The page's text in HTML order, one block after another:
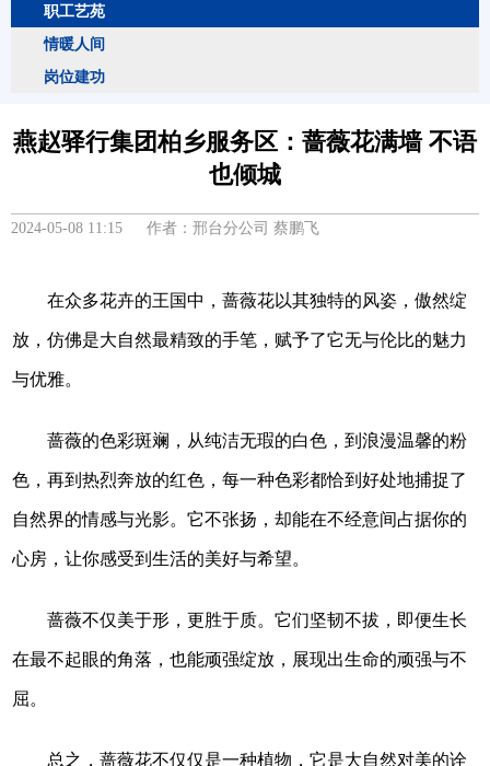
职工艺苑
情暖人间
岗位建功
燕赵驿行集团柏乡服务区：蔷薇花满墙 不语
也倾城
2024-05-08 11:15 作者：邢台分公司 蔡鹏飞
在众多花卉的王国中，蔷薇花以其独特的风姿，傲然绽
放，仿佛是大自然最精致的手笔，赋予了它无与伦比的魅力
与优雅。
蔷薇的色彩斑斓，从纯洁无瑕的白色，到浪漫温馨的粉
色，再到热烈奔放的红色，每一种色彩都恰到好处地捕捉了
自然界的情感与光影。它不张扬，却能在不经意间占据你的
心房，让你感受到生活的美好与希望。
蔷薇不仅美于形，更胜于质。它们坚韧不拔，即便生长
在最不起眼的角落，也能顽强绽放，展现出生命的顽强与不
屈。
总之，蔷薇花不仅仅是一种植物，它是大自然对美的诠